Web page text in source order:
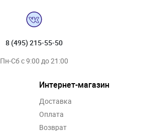
8 (495) 215-55-50
Пн-Сб с 9:00 до 21:00
Интернет-магазин
Доставка
Оплата
Возврат